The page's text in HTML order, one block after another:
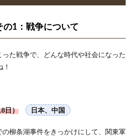
の1：戦争について
た戦争で、どんな時代や社会になった
日） 日本、中国
柳条湖事件をきっかけにして、関東軍